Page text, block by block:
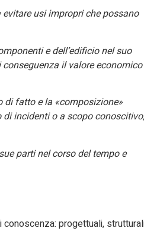
usi impropri che possano
e dell’edificio nel suo
il valore economico
fatto e la «composizione»
di incidenti o a scopo conoscitivo,
parti nel corso del tempo e
progettuali,